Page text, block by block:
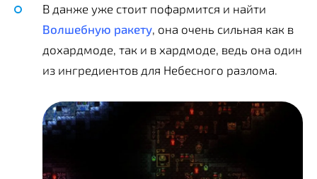
В данже уже стоит пофармится и найти
Волшебную ракету , она очень сильная как в
дохардмоде, так и в хардмоде, ведь она один
из ингредиентов для Небесного разлома.